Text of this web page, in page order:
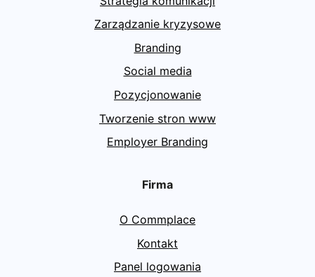
Zarządzanie kryzysowe
Branding
Social media
Pozycjonowanie
Tworzenie stron www
Employer Branding
Firma
O Commplace
Kontakt
Panel logowania